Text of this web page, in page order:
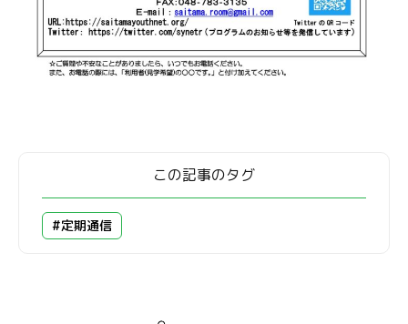
この記事のタグ
#定期通信